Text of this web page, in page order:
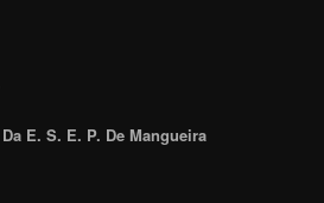
E. S. E. P. De Mangueira